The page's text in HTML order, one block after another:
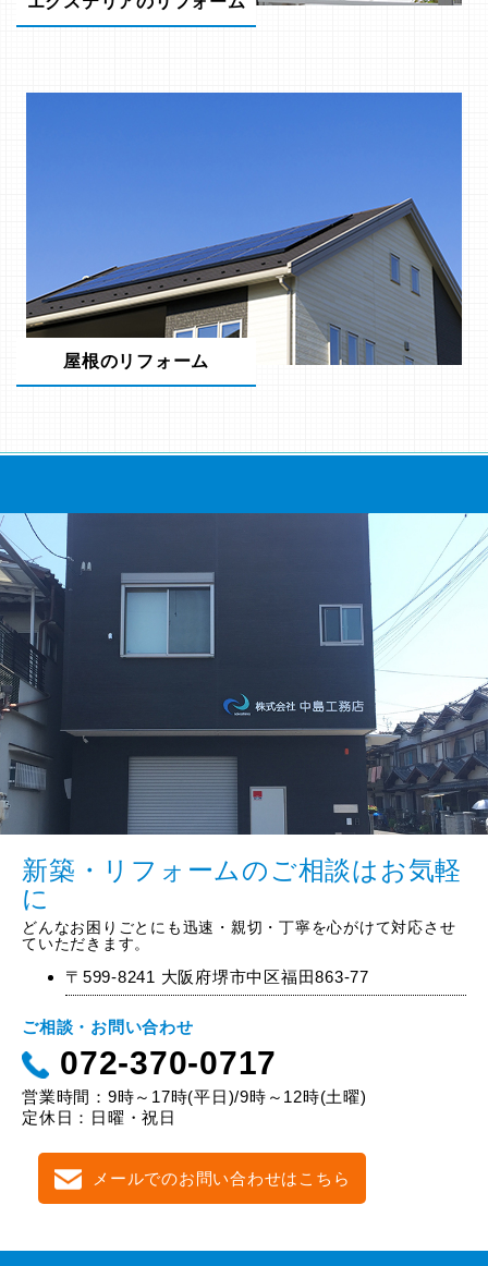
屋根のリフォーム
新築・リフォームのご相談はお気軽
に
どんなお困りごとにも迅速・親切・丁寧を心がけて対応させ
ていただきます。
〒599-8241 大阪府堺市中区福田863-77
ご相談・お問い合わせ
072-370-0717
営業時間：9時～17時(平日)/9時～12時(土曜)
定休日：日曜・祝日
メールでのお問い合わせはこちら